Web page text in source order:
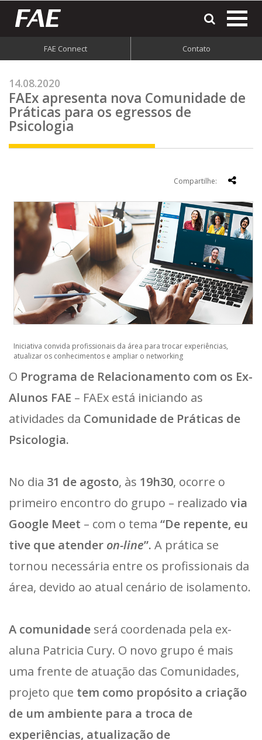
FAE Connect Contato
14.08.2020
FAEx apresenta nova Comunidade de
Práticas para os egressos de
Psicologia
Compartilhe:
Iniciativa convida profissionais da área para trocar experiências,
atualizar os conhecimentos e ampliar o networking
O Programa de Relacionamento com os Ex-
Alunos FAE – FAEx está iniciando as
atividades da Comunidade de Práticas de
Psicologia.
No dia 31 de agosto, às 19h30, ocorre o
primeiro encontro do grupo – realizado via
Google Meet – com o tema “De repente, eu
tive que atender on-line”. A prática se
tornou necessária entre os profissionais da
área, devido ao atual cenário de isolamento.
A comunidade será coordenada pela ex-
aluna Patricia Cury. O novo grupo é mais
uma frente de atuação das Comunidades,
projeto que tem como propósito a criação
de um ambiente para a troca de
experiências, atualização de